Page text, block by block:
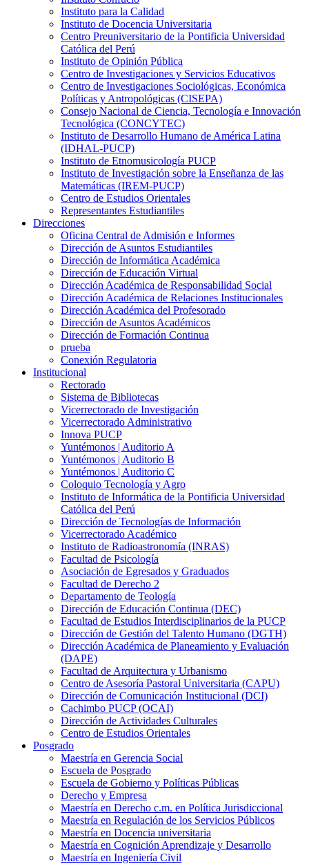
Instituto para la Calidad
Instituto de Docencia Universitaria
Centro Preuniversitario de la Pontificia Universidad
Católica del Perú
Instituto de Opinión Pública
Centro de Investigaciones y Servicios Educativos
Centro de Investigaciones Sociológicas, Económica
Políticas y Antropológicas (CISEPA)
Consejo Nacional de Ciencia, Tecnología e Innovación
Tecnológica (CONCYTEC)
Instituto de Desarrollo Humano de América Latina
(IDHAL-PUCP)
Instituto de Etnomusicología PUCP
Instituto de Investigación sobre la Enseñanza de las
Matemáticas (IREM-PUCP)
Centro de Estudios Orientales
Representantes Estudiantiles
Direcciones
Oficina Central de Admisión e Informes
Dirección de Asuntos Estudiantiles
Dirección de Informática Académica
Dirección de Educación Virtual
Dirección Académica de Responsabilidad Social
Dirección Académica de Relaciones Institucionales
Dirección Académica del Profesorado
Dirección de Asuntos Académicos
Dirección de Formación Continua
prueba
Conexión Regulatoria
Institucional
Rectorado
Sistema de Bibliotecas
Vicerrectorado de Investigación
Vicerrectorado Administrativo
Innova PUCP
Yuntémonos | Auditorio A
Yuntémonos | Auditorio B
Yuntémonos | Auditorio C
Coloquio Tecnología y Agro
Instituto de Informática de la Pontificia Universidad
Católica del Perú
Dirección de Tecnologías de Información
Vicerrectorado Académico
Instituto de Radioastronomía (INRAS)
Facultad de Psicología
Asociación de Egresados y Graduados
Facultad de Derecho 2
Departamento de Teología
Dirección de Educación Continua (DEC)
Facultad de Estudios Interdisciplinarios de la PUCP
Dirección de Gestión del Talento Humano (DGTH)
Dirección Académica de Planeamiento y Evaluación
(DAPE)
Facultad de Arquitectura y Urbanismo
Centro de Asesoría Pastoral Universitaria (CAPU)
Dirección de Comunicación Institucional (DCI)
Cachimbo PUCP (OCAI)
Dirección de Actividades Culturales
Centro de Estudios Orientales
Posgrado
Maestría en Gerencia Social
Escuela de Posgrado
Escuela de Gobierno y Políticas Públicas
Derecho y Empresa
Maestría en Derecho c.m. en Política Jurisdiccional
Maestría en Regulación de los Servicios Públicos
Maestría en Docencia universitaria
Maestría en Cognición Aprendizaje y Desarrollo
Maestría en Ingeniería Civil